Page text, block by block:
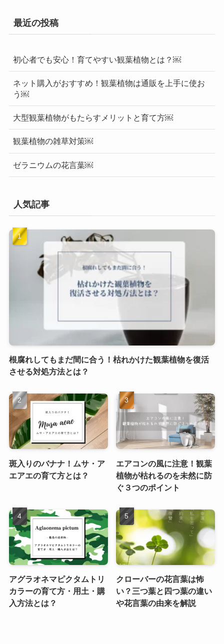
最近の投稿
初心者でも安心！育てやすい観葉植物とは？￼
ネット購入がおすすめ！観葉植物は通販を上手に使お
う￼
大型観葉植物がもたらすメリットと育て方￼
観葉植物の雑草対策￼
ゼラニウムの花言葉￼
人気記事
根腐れしてもまだ間に合う！枯れかけた観葉植物を復活
させる対処方法とは？
斑入りのバナナ！ムサ・ア
エアエの育て方とは？
エアコンの風に注意！観葉
植物が枯れるのを未然に防
ぐ３つのポイント
アグラオネマピクタムトリ
カラーの育て方・用土・購
入方法とは？
クローバーの花言葉は怖
い？三つ葉と四つ葉の違い
や花言葉の由来を解説